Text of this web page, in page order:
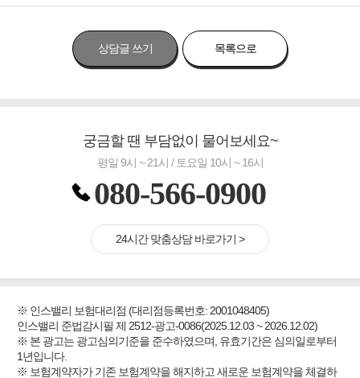
상담글 쓰기 목록으로
궁금할 땐 부담없이 물어보세요~
평일 9시 ~ 21시 / 토요일 10시 ~ 16시
080-566-0900
24시간 맞춤상담 바로가기 >
※ 인스밸리 보험대리점 (대리점등록번호: 2001048405)
인스밸리 준법감시필 제 2512-광고-0086(2025.12.03 ~ 2026.12.02)
※ 본 광고는 광고심의기준을 준수하였으며, 유효기간은 심의일로부터
1년입니다.
※ 보험계약자가 기존 보험계약을 해지하고 새로운 보험계약을 체결하